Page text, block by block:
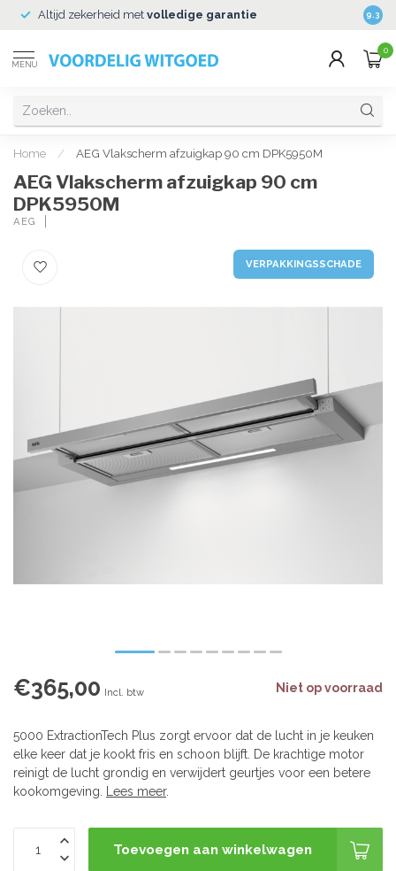
Altijd zekerheid met volledige garantie 9.3
MENU
0
Home / AEG Vlakscherm afzuigkap 90 cm DPK5950M
AEG Vlakscherm afzuigkap 90 cm
DPK5950M
AEG
VERPAKKINGSSCHADE
€365,00 Incl. btw Niet op voorraad
5000 ExtractionTech Plus zorgt ervoor dat de lucht in je keuken
elke keer dat je kookt fris en schoon blijft. De krachtige motor
reinigt de lucht grondig en verwijdert geurtjes voor een betere
kookomgeving. Lees meer.
Toevoegen aan winkelwagen